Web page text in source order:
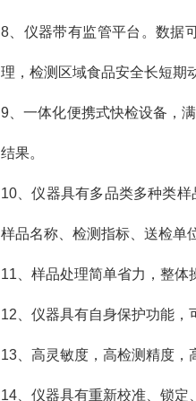
8、仪器带有监管平台。数据
理，检测区域食品安全长短期
9、一体化便携式快检设备，
结果。
10、仪器具有多品类多种类
样品名称、检测指标、送检单
11、样品处理简单省力，整体
12、仪器具有自身保护功能，
13、高灵敏度，高检测精度，
14、仪器具有重新校准、锁定